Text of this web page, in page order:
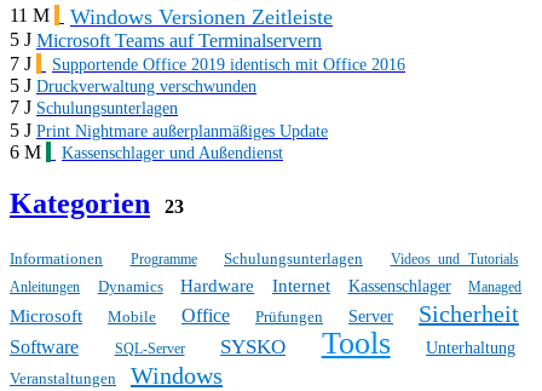
11 M Windows Versionen Zeitleiste
5 J Microsoft Teams auf Terminalservern
7 J
Supportende Office 2019 identisch mit Office 2016
5 J Druckverwaltung verschwunden
7 J Schulungsunterlagen
5 J Print Nightmare außerplanmäßiges Update
6 M Kassenschlager und Außendienst
Kategorien 23
Informationen Programme Schulungsunterlagen
Videos und Tutorials
Anleitungen
Dynamics Hardware Internet Kassenschlager Managed
Microsoft Mobile Office Prüfungen Server Sicherheit
Software SQL-Server SYSKO Tools
Unterhaltung
Veranstaltungen
Windows